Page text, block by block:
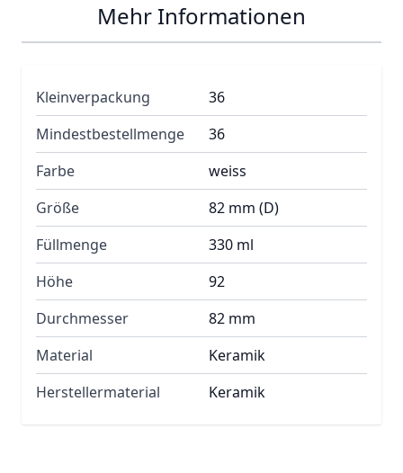
Mehr Informationen
Kleinverpackung
36
Mindestbestellmenge
36
Farbe
weiss
Größe
82 mm (D)
Füllmenge
330 ml
Höhe
92
Durchmesser
82 mm
Material
Keramik
Herstellermaterial
Keramik